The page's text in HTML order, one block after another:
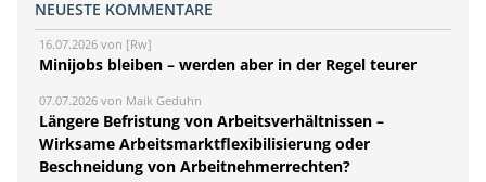
NEUESTE KOMMENTARE
16.07.2026 von [Rw]
Minijobs bleiben – werden aber in der Regel teurer
07.07.2026 von Maik Geduhn
Längere Befristung von Arbeitsverhältnissen –
Wirksame Arbeitsmarktflexibilisierung oder
Beschneidung von Arbeitnehmerrechten?